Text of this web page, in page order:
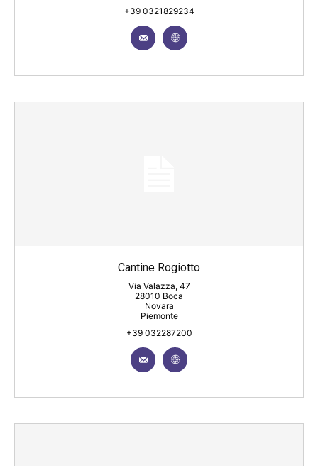
+39 0321829234
Cantine Rogiotto
Via Valazza, 47
28010 Boca
Novara
Piemonte
+39 032287200